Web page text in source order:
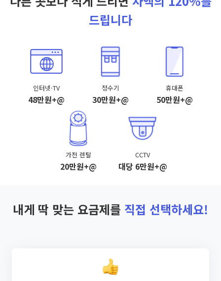
드립니다
인터넷·TV
48만원+@
정수기
30만원+@
휴대폰
50만원+@
가전 렌탈
20만원+@
CCTV
대당 6만원+@
내게 딱 맞는 요금제를 직접 선택하세요!